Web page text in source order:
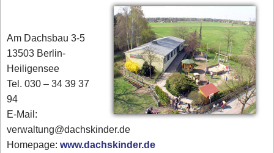
Am Dachsbau 3-5
13503 Berlin-
Heiligensee
Tel. 030 – 34 39 37
94
E-Mail:
verwaltung@dachskinder.de
Homepage:www.dachskinder.de